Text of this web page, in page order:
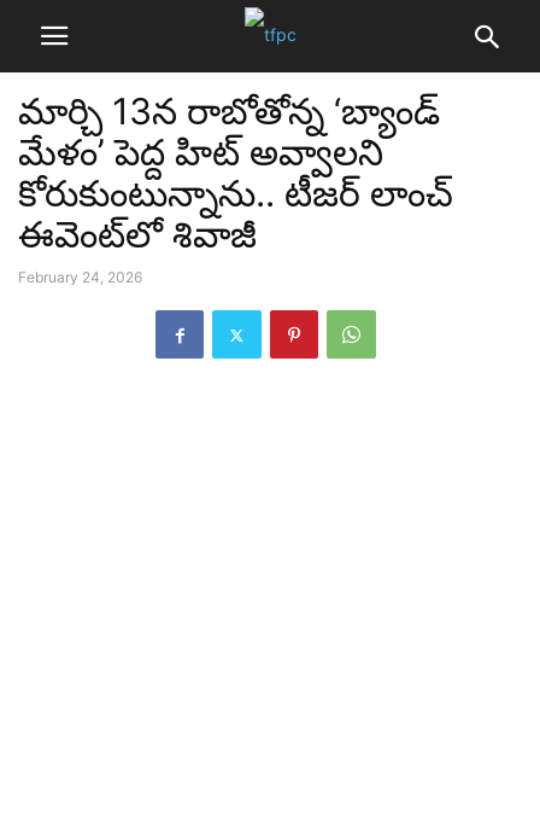
మార్చి 13న రాబోతోన్న ‘బ్యాండ్
మేళం’ పెద్ద హిట్ అవ్వాలని
కోరుకుంటున్నాను.. టీజర్ లాంచ్
ఈవెంట్‌లో శివాజీ
February 24, 2026